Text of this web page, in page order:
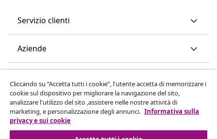
Servizio clienti
Aziende
Scopri di più
Cliccando su “Accetta tutti i cookie”, l'utente accetta di memorizzare i
cookie sul dispositivo per migliorare la navigazione del sito,
analizzare l'utilizzo del sito ,assistere nelle nostre attività di
marketing, e personalizzazione degli annunci. Informativa sulla
privacy e sui cookie